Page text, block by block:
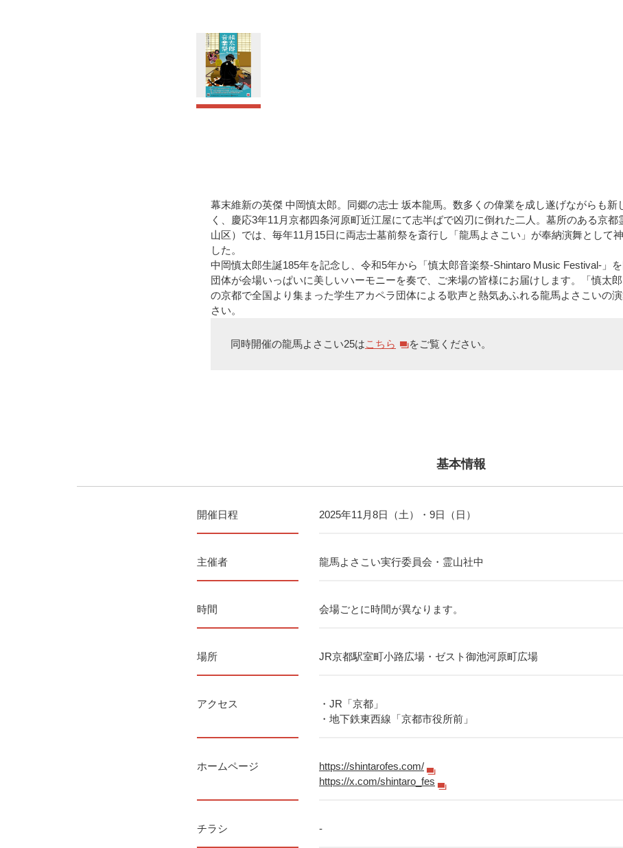
幕末維新の英傑 中岡慎太郎。同郷の志士 坂本龍馬。数多くの偉業を成し遂げながらも新
く、慶応3年11月京都四条河原町近江屋にて志半ばで凶刃に倒れた二人。墓所のある京都
山区）では、毎年11月15日に両志士墓前祭を斎行し「龍馬よさこい」が奉納演舞として
した。
中岡慎太郎生誕185年を記念し、令和5年から「慎太郎音楽祭-Shintaro Music Festival-」
団体が会場いっぱいに美しいハーモニーを奏で、ご来場の皆様にお届けします。「慎太
の京都で全国より集まった学生アカペラ団体による歌声と熱気あふれる龍馬よさこいの
さい。
同時開催の龍馬よさこい25はこちら をご覧ください。
基本情報
開催日程 2025年11月8日（土）・9日（日）
主催者 龍馬よさこい実行委員会・霊山社中
時間 会場ごとに時間が異なります。
場所 JR京都駅室町小路広場・ゼスト御池河原町広場
アクセス
・JR「京都」
・地下鉄東西線「京都市役所前」
ホームページ
https://shintarofes.com/
https://x.com/shintaro_fes
チラシ -